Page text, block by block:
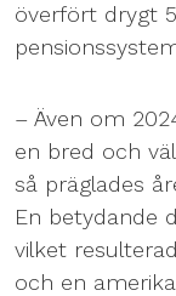
överfört drygt
– Även om
en bred och
så präglades
En betydande
vilket
och en